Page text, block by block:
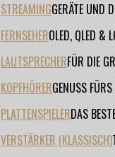
STREAMINGGERÄTE UND
FERNSEHEROLED, QLED &
LAUTSPRECHERFÜR DIE
KOPFHÖRERGENUSS
PLATTENSPIELERDAS
VERSTÄRKER (KLASSISCH)